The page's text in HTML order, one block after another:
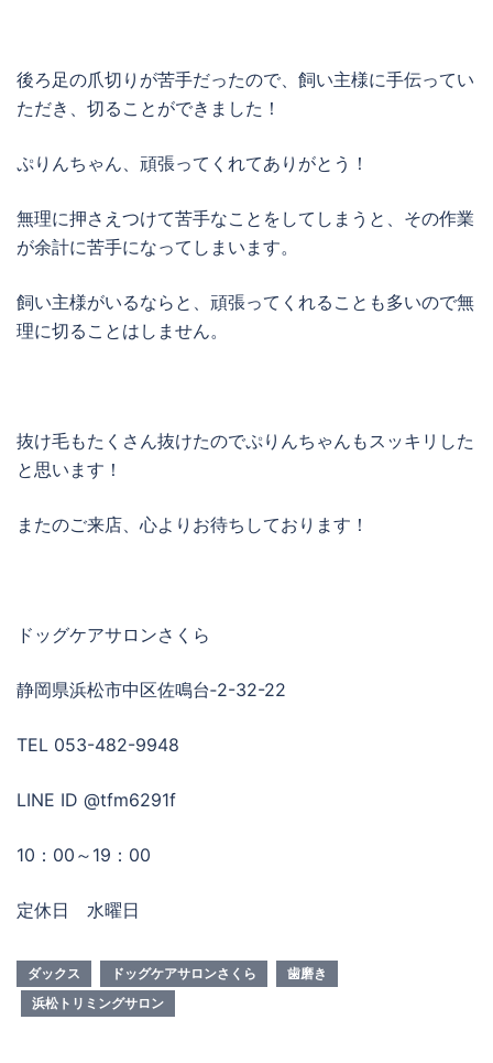
後ろ足の爪切りが苦手だったので、飼い主様に手伝ってい
ただき、切ることができました！
ぷりんちゃん、頑張ってくれてありがとう！
無理に押さえつけて苦手なことをしてしまうと、その作業
が余計に苦手になってしまいます。
飼い主様がいるならと、頑張ってくれることも多いので無
理に切ることはしません。
抜け毛もたくさん抜けたのでぷりんちゃんもスッキリした
と思います！
またのご来店、心よりお待ちしております！
ドッグケアサロンさくら
静岡県浜松市中区佐鳴台‐2-32-22
TEL 053-482-9948
LINE ID @tfm6291f
10：00～19：00
定休日 水曜日
ダックス ドッグケアサロンさくら
歯磨き
浜松トリミングサロン